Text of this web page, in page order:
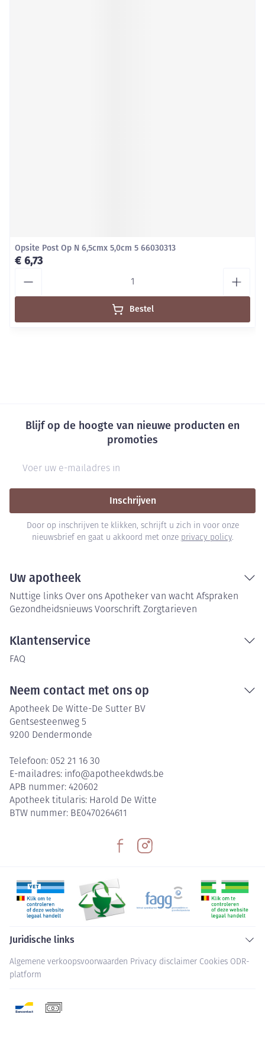
Opsite Post Op N 6,5cmx 5,0cm 5 66030313
€ 6,73
Bestel
Blijf op de hoogte van nieuwe producten en
promoties
Inschrijven
Door op inschrijven te klikken, schrijft u zich in voor onze
nieuwsbrief en gaat u akkoord met onze privacy policy.
Uw apotheek
Nuttige links Over ons Apotheker van wacht Afspraken
Gezondheidsnieuws Voorschrift Zorgtarieven
Klantenservice
FAQ
Neem contact met ons op
Apotheek De Witte-De Sutter BV
Gentsesteenweg 5
9200 Dendermonde
Telefoon: 052 21 16 30
E-mailadres: info@apotheekdwds.be
APB nummer: 420602
Apotheek titularis: Harold De Witte
BTW nummer: BE0470264611
Juridische links
Algemene verkoopsvoorwaarden Privacy disclaimer Cookies ODR-
platform